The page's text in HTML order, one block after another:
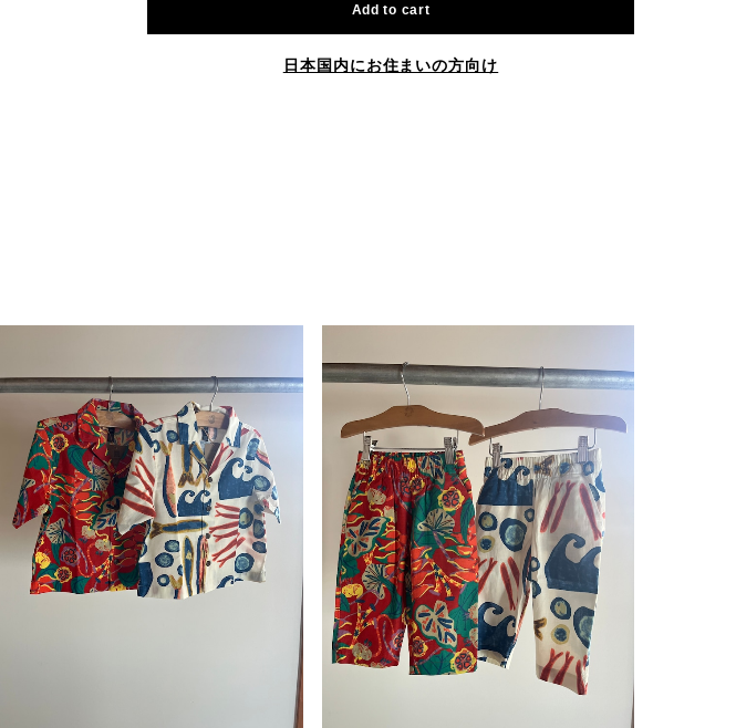
Add to cart
日本国内にお住まいの方向け